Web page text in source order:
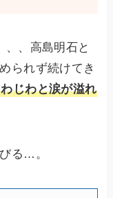
、、高島明石と
られず続けてき
じわと涙が溢れ
る…。